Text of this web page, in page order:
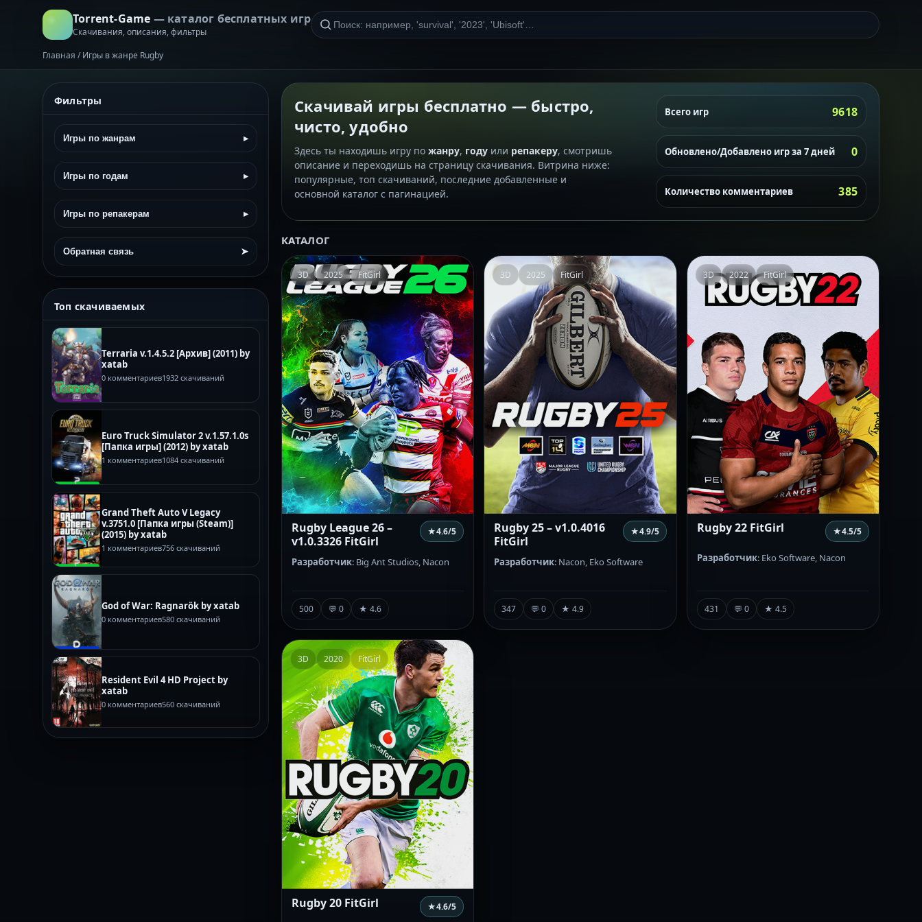
Torrent-Game — каталог бесплатных игр
Скачивания, описания, фильтры
Главная / Игры в жанре Rugby
Фильтры
Игры по жанрам ▸
Игры по годам ▸
Игры по репакерам ▸
Обратная связь ➤
Топ скачиваемых
Terraria v.1.4.5.2 [Архив] (2011) by
xatab
0 комментариев1932 скачиваний
Euro Truck Simulator 2 v.1.57.1.0s
[Папка игры] (2012) by xatab
1 комментариев1084 скачиваний
Grand Theft Auto V Legacy
v.3751.0 [Папка игры (Steam)]
(2015) by xatab
1 комментариев756 скачиваний
God of War: Ragnarök by xatab
0 комментариев580 скачиваний
Resident Evil 4 HD Project by
xatab
0 комментариев560 скачиваний
Скачивай игры бесплатно — быстро,
чисто, удобно
Здесь ты находишь игру по жанру, году или репакеру, смотришь
описание и переходишь на страницу скачивания. Витрина ниже:
популярные, топ скачиваний, последние добавленные и
основной каталог с пагинацией.
Всего игр 9618
Обновлено/Добавлено игр за 7 дней 0
Количество комментариев 385
КАТАЛОГ
3D 2025 FitGirl
Rugby League 26 –
v1.0.3326 FitGirl
★4.6/5
Разработчик: Big Ant Studios, Nacon
500 💬 0 ★ 4.6
3D 2025 FitGirl
Rugby 25 – v1.0.4016
FitGirl
★4.9/5
Разработчик: Nacon, Eko Software
347 💬 0 ★ 4.9
3D 2022 FitGirl
Rugby 22 FitGirl ★4.5/5
Разработчик: Eko Software, Nacon
431 💬 0 ★ 4.5
3D 2020 FitGirl
Rugby 20 FitGirl ★4.6/5